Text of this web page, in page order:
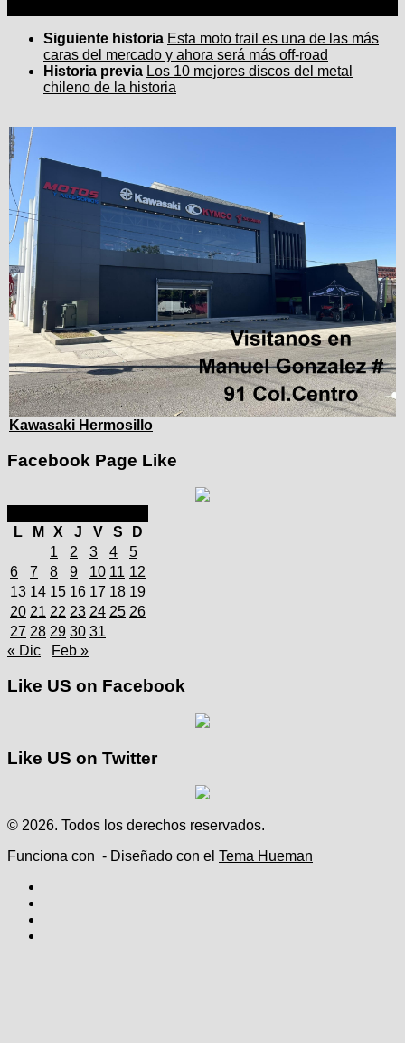
Siguiente historia Esta moto trail es una de las más
caras del mercado y ahora será más off-road
Historia previa Los 10 mejores discos del metal
chileno de la historia
Kawasaki Hermosillo
Facebook Page Like
L
M X J V S
D
1
2 3 4
5
6
7 8 9 10 11 12
13 14 15 16 17 18 19
20 21 22 23 24 25 26
27 28 29 30 31
« Dic
Feb »
Like US on Facebook
Like US on Twitter
© 2026. Todos los derechos reservados.
Funciona con - Diseñado con el Tema Hueman